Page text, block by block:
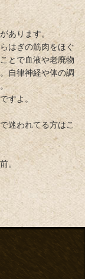
あります。
はぎの筋肉をほぐ
とで血液や老廃物
自律神経や体の調
すよ。
迷われてる方はこ
。